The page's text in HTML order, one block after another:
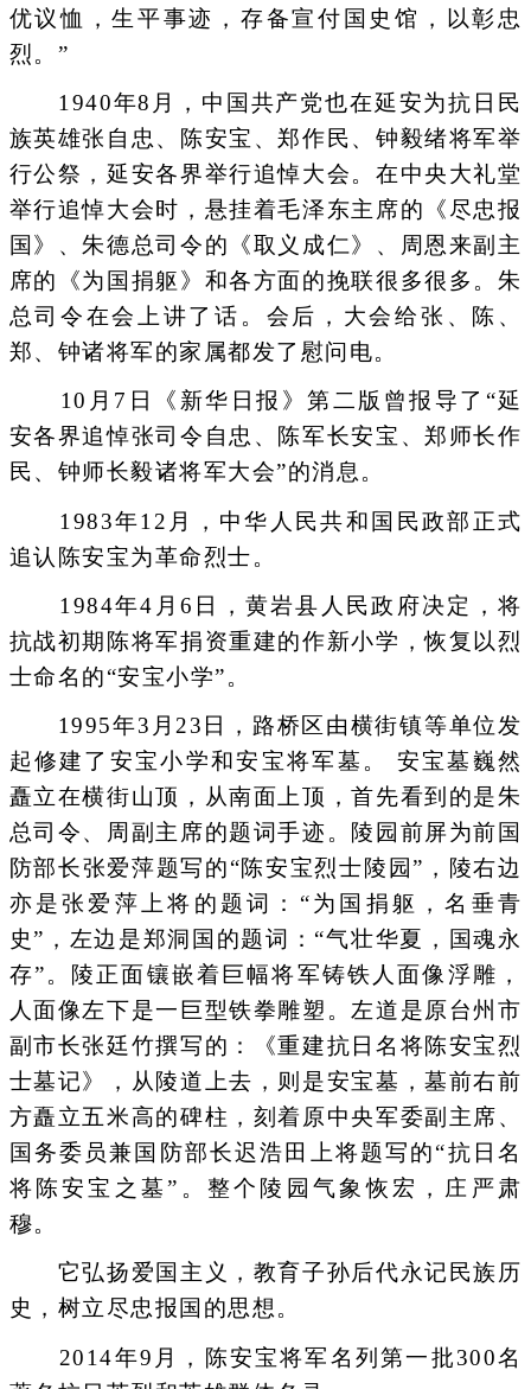
优议恤，生平事迹，存备宣付国史馆，以彰忠
烈。”
1940年8月，中国共产党也在延安为抗日民
族英雄张自忠、陈安宝、郑作民、钟毅绪将军举
行公祭，延安各界举行追悼大会。在中央大礼堂
举行追悼大会时，悬挂着毛泽东主席的《尽忠报
国》、朱德总司令的《取义成仁》、周恩来副主
席的《为国捐躯》和各方面的挽联很多很多。朱
总司令在会上讲了话。会后，大会给张、陈、
郑、钟诸将军的家属都发了慰问电。
10月7日《新华日报》第二版曾报导了“延
安各界追悼张司令自忠、陈军长安宝、郑师长作
民、钟师长毅诸将军大会”的消息。
1983年12月，中华人民共和国民政部正式
追认陈安宝为革命烈士。
1984年4月6日，黄岩县人民政府决定，将
抗战初期陈将军捐资重建的作新小学，恢复以烈
士命名的“安宝小学”。
1995年3月23日，路桥区由横街镇等单位发
起修建了安宝小学和安宝将军墓。 安宝墓巍然
矗立在横街山顶，从南面上顶，首先看到的是朱
总司令、周副主席的题词手迹。陵园前屏为前国
防部长张爱萍题写的“陈安宝烈士陵园”，陵右边
亦是张爱萍上将的题词：“为国捐躯，名垂青
史”，左边是郑洞国的题词：“气壮华夏，国魂永
存”。陵正面镶嵌着巨幅将军铸铁人面像浮雕，
人面像左下是一巨型铁拳雕塑。左道是原台州市
副市长张廷竹撰写的：《重建抗日名将陈安宝烈
士墓记》，从陵道上去，则是安宝墓，墓前右前
方矗立五米高的碑柱，刻着原中央军委副主席、
国务委员兼国防部长迟浩田上将题写的“抗日名
将陈安宝之墓”。整个陵园气象恢宏，庄严肃
穆。
它弘扬爱国主义，教育子孙后代永记民族历
史，树立尽忠报国的思想。
2014年9月，陈安宝将军名列第一批300名